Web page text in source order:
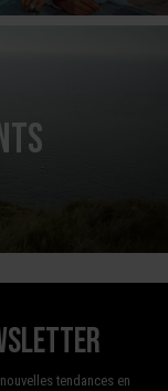
tendances en